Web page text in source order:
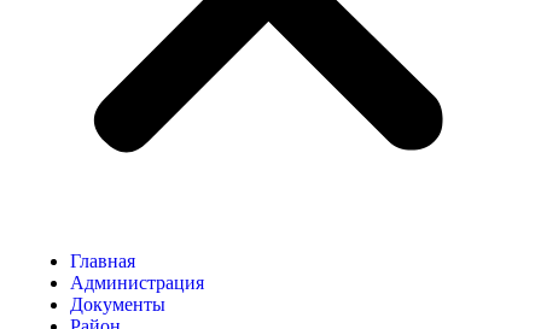
Главная
Администрация
Документы